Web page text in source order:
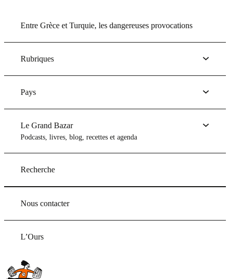
Entre Grèce et Turquie, les dangereuses provocations
Rubriques
Pays
Le Grand Bazar
Podcasts, livres, blog, recettes et agenda
Recherche
Nous contacter
L’Ours